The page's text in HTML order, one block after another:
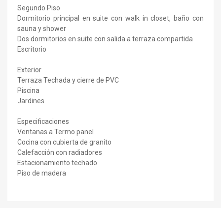
Segundo Piso
Dormitorio principal en suite con walk in closet, baño con
sauna y shower
Dos dormitorios en suite con salida a terraza compartida
Escritorio
Exterior
Terraza Techada y cierre de PVC
Piscina
Jardines
Especificaciones
Ventanas a Termo panel
Cocina con cubierta de granito
Calefacción con radiadores
Estacionamiento techado
Piso de madera